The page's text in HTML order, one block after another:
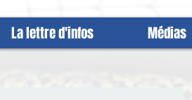
La lettre d'infos Médias